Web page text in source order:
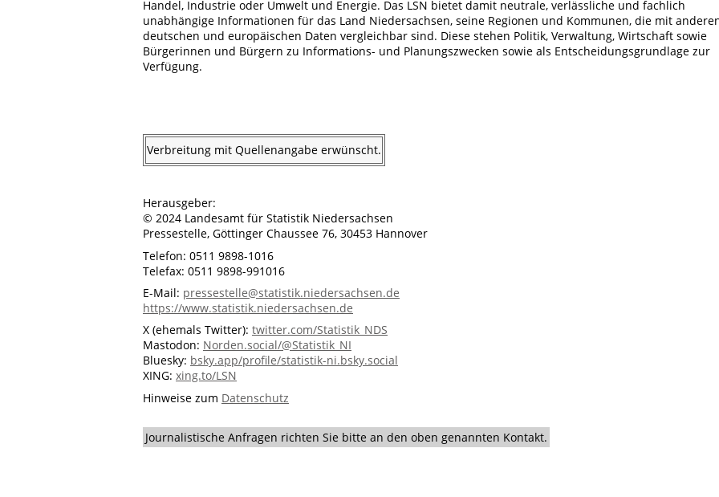
Handel, Industrie oder Umwelt und Energie. Das LSN bietet damit neutrale, verlässliche und fachlich
unabhängige Informationen für das Land Niedersachsen, seine Regionen und Kommunen, die mit
deutschen und europäischen Daten vergleichbar sind. Diese stehen Politik, Verwaltung, Wirtschaft sowie
Bürgerinnen und Bürgern zu Informations- und Planungszwecken sowie als Entscheidungsgrundlage zur
Verfügung.
Verbreitung mit Quellenangabe erwünscht.
Herausgeber:
© 2024 Landesamt für Statistik Niedersachsen
Pressestelle, Göttinger Chaussee 76, 30453 Hannover
Telefon: 0511 9898-1016
Telefax: 0511 9898-991016
E-Mail: pressestelle@statistik.niedersachsen.de
https://www.statistik.niedersachsen.de
X (ehemals Twitter): twitter.com/Statistik_NDS
Mastodon: Norden.social/@Statistik_NI
Bluesky: bsky.app/profile/statistik-ni.bsky.social
XING: xing.to/LSN
Hinweise zum Datenschutz
Journalistische Anfragen richten Sie bitte an den oben genannten Kontakt.